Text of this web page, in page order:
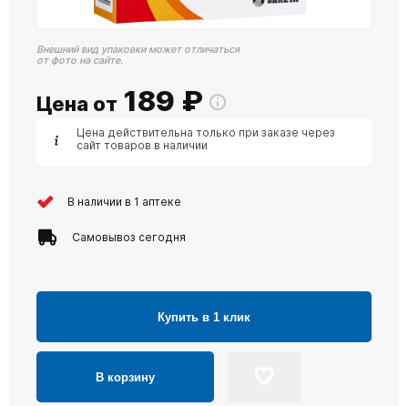
Внешний вид упаковки может отличаться
от фото на сайте.
Цена от 189 ₽
Цена действительна только при заказе через
сайт товаров в наличии
В наличии в 1 аптеке
Самовывоз сегодня
Купить в 1 клик
В корзину